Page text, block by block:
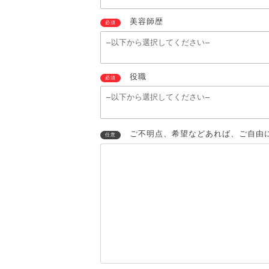
必須 美容師歴
必須 役職
任意 ご不明点、希望などあれば、ご自由